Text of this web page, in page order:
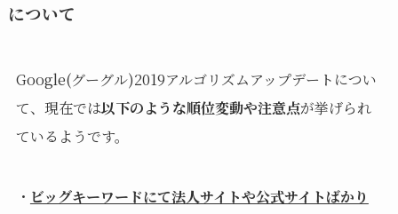
について
Google(グーグル)2019アルゴリズムアップデートについ
て、現在では以下のような順位変動や注意点が挙げられ
ているようです。
・ ビッグキーワードにて法人サイトや公式サイトばかり